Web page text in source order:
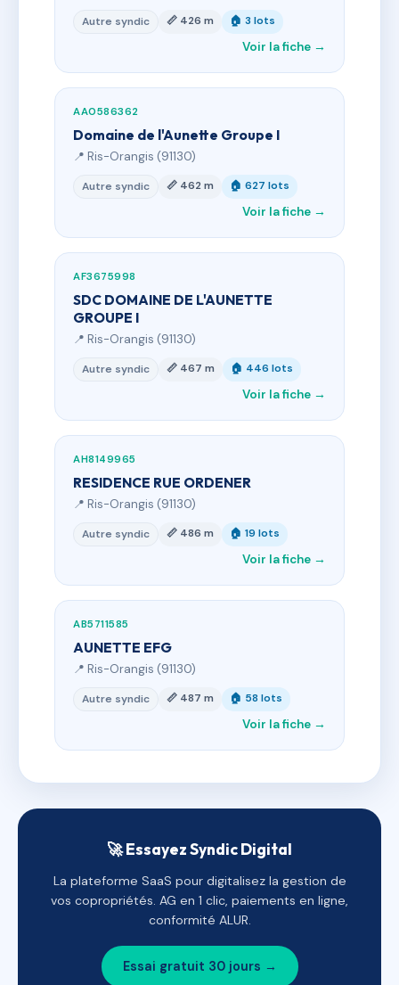
Autre syndic 📏 426 m 🏠 3 lots
Voir la fiche →
AA0586362
Domaine de l'Aunette Groupe I
📍 Ris-Orangis (91130)
Autre syndic 📏 462 m 🏠 627 lots
Voir la fiche →
AF3675998
SDC DOMAINE DE L'AUNETTE
GROUPE I
📍 Ris-Orangis (91130)
Autre syndic 📏 467 m 🏠 446 lots
Voir la fiche →
AH8149965
RESIDENCE RUE ORDENER
📍 Ris-Orangis (91130)
Autre syndic 📏 486 m 🏠 19 lots
Voir la fiche →
AB5711585
AUNETTE EFG
📍 Ris-Orangis (91130)
Autre syndic 📏 487 m 🏠 58 lots
Voir la fiche →
🚀 Essayez Syndic Digital
La plateforme SaaS pour digitalisez la gestion de
vos copropriétés. AG en 1 clic, paiements en ligne,
conformité ALUR.
Essai gratuit 30 jours →